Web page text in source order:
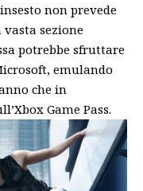
non prevede
sezione
potrebbe sfruttare
emulando
che in
Game Pass.